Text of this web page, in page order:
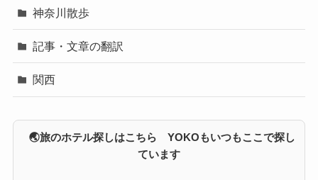
神奈川散歩
記事・文章の翻訳
関西
🌏旅のホテル探しはこちら YOKOもいつもここで探し
ています